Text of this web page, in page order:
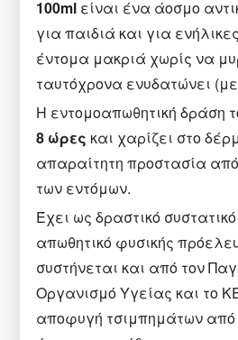
100ml είναι ένα άοσμο
για παιδιά και για
έντομα μακριά χωρίς να
ταυτόχρονα ενυδατώνει
Η εντομοαπωθητική δράση
8 ώρες και χαρίζει στο
απαραίτητη προστασία
των εντόμων.
Έχει ως δραστικό
απωθητικό φυσικής
συστήνεται και από τον
Οργανισμό Υγείας και το
αποφυγή τσιμπημάτων